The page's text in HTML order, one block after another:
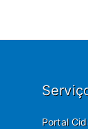
Portal